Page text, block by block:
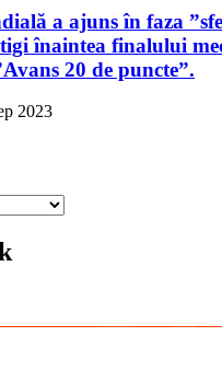
a ajuns în faza
înaintea finalului
20 de puncte”.
2023